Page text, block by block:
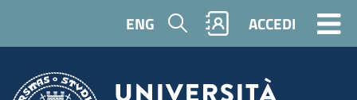
ENG Cerca ACCEDI